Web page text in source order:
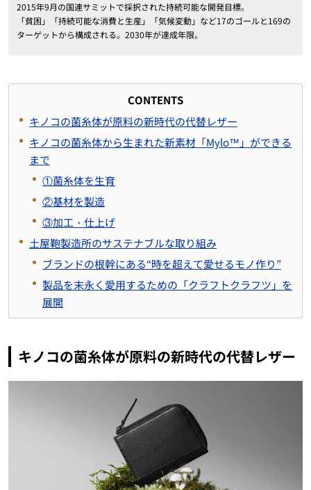
2015年9月の国連サミットで採択された持続可能な開発目標。
「貧困」「持続可能な消費と生産」「気候変動」など17のゴールと169の
ターゲットから構成される。2030年が達成年限。
CONTENTS
キノコの菌糸体が原料の新時代の代替レザー
キノコの菌糸体から生まれた新素材「Mylo™」ができる
まで
①菌糸体を生育
②基材を製造
③加工・仕上げ
土屋鞄製造所のサステナブルな取り組み
ブランドの根幹にある“時を超えて愛せるモノ作り”
製品を末永く愛用するための「クラフトクラフツ」を
展開
キノコの菌糸体が原料の新時代の代替レザー